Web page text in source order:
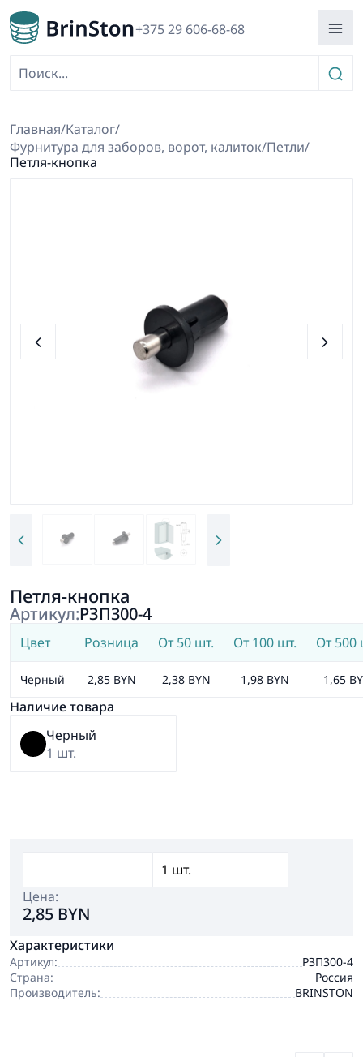
+375 29 606-68-68
Главная/Каталог/
Фурнитура для заборов, ворот, калиток/Петли/
Петля-кнопка
Петля-кнопка
Артикул:РЗП300-4
Цвет Розница От 50 шт. От 100 шт. От 500
Черный 2,85 BYN 2,38 BYN 1,98 BYN 1,65
Наличие товара
Черный
1 шт.
Цена:
2,85 BYN
Характеристики
Артикул:
РЗП300-4
Страна:
Россия
Производитель:
BRINSTON